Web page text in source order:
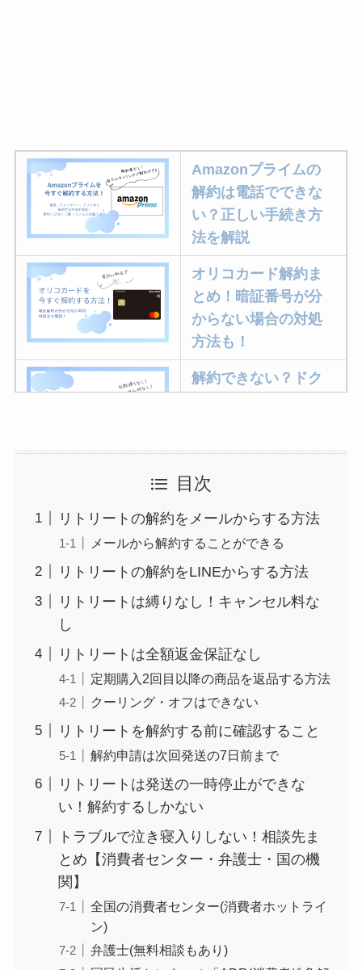
Amazonプライムの
解約は電話でできな
い？正しい手続き方
法を解説
オリコカード解約ま
とめ！暗証番号が分
からない場合の対処
方法も！
解約できない？ドク
ミュゼプラチナムの
約期間が過ぎた場合
どうなる？
レミノの解約方法ま
とめ！最短手続きや
詳しく解説！
ユンス美容液の解約
まとめ！電話が繋が
らない時の裏ワザ
なにわサプリ
Sivorune(シボルネ)
なぜ解約できない？
電話以外に手続きす
ニューZの解約まと
い時の裏ワザ
目次
リトリートの解約をメールからする方法
メールから解約することができる
リトリートの解約をLINEからする方法
リトリートは縛りなし！キャンセル料な
し
リトリートは全額返金保証なし
定期購入2回目以降の商品を返品する方法
クーリング・オフはできない
リトリートを解約する前に確認すること
解約申請は次回発送の7日前まで
リトリートは発送の一時停止ができな
い！解約するしかない
トラブルで泣き寝入りしない！相談先ま
とめ【消費者センター・弁護士・国の機
関】
全国の消費者センター(消費者ホットライ
ン)
弁護士(無料相談もあり)